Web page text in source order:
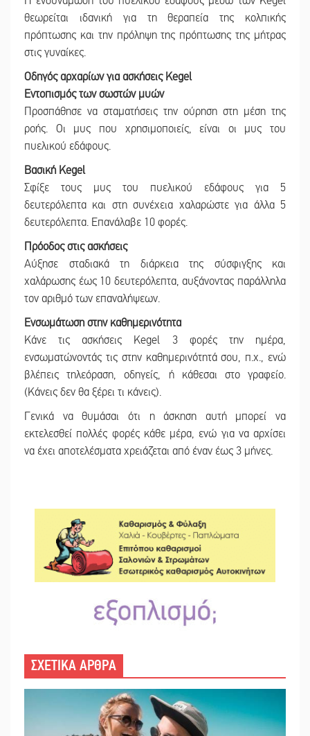
θεωρείται ιδανική για τη θεραπεία της κολπικής
πρόπτωσης και την πρόληψη της πρόπτωσης της μήτρας
στις γυναίκες.
Οδηγός αρχαρίων για ασκήσεις Kegel
Εντοπισμός των σωστών μυών
Προσπάθησε να σταματήσεις την ούρηση στη μέση της
ροής. Οι μυς που χρησιμοποιείς, είναι οι μυς του
πυελικού εδάφους.
Βασική Kegel
Σφίξε τους μυς του πυελικού εδάφους για 5
δευτερόλεπτα και στη συνέχεια χαλαρώστε για άλλα 5
δευτερόλεπτα. Επανάλαβε 10 φορές.
Πρόοδος στις ασκήσεις
Αύξησε σταδιακά τη διάρκεια της σύσφιγξης και
χαλάρωσης έως 10 δευτερόλεπτα, αυξάνοντας παράλληλα
τον αριθμό των επαναλήψεων.
Ενσωμάτωση στην καθημερινότητα
Κάνε τις ασκήσεις Kegel 3 φορές την ημέρα,
ενσωματώνοντάς τις στην καθημερινότητά σου, π.χ., ενώ
βλέπεις τηλεόραση, οδηγείς, ή κάθεσαι στο γραφείο.
(Κάνεις δεν θα ξέρει τι κάνεις).
Γενικά να θυμάσαι ότι η άσκηση αυτή μπορεί να
εκτελεσθεί πολλές φορές κάθε μέρα, ενώ για να αρχίσει
να έχει αποτελέσματα χρειάζεται από έναν έως 3 μήνες.
ΣΧΕΤΙΚΑ ΑΡΘΡΑ